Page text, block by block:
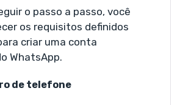
o passo a passo, você
os requisitos definidos
criar uma conta
WhatsApp.
de telefone